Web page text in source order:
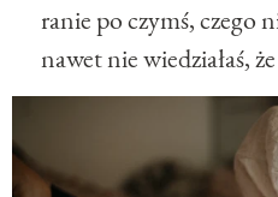
ranie po czymś, czego
nawet nie wiedziałaś,